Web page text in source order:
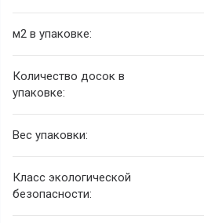
м2 в упаковке:
Количество досок в
упаковке:
Вес упаковки:
Класс экологической
безопасности: